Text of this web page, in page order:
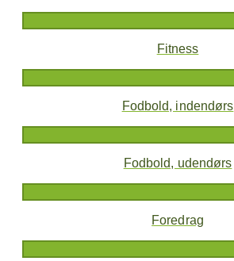
Fitness
Fodbold, indendørs
Fodbold, udendørs
Foredrag